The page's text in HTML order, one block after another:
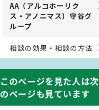
AA（アルコホーリク
ス・アノニマス）守谷グ
ループ
相談の効果・相談の方法
このページを見た人は次
のページも見ています